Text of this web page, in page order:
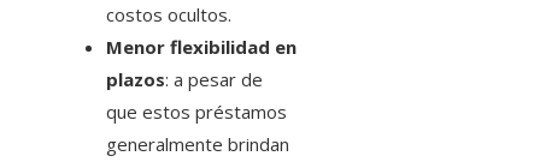
costos ocultos.
Menor flexibilidad en
plazos: a pesar de
que estos préstamos
generalmente brindan